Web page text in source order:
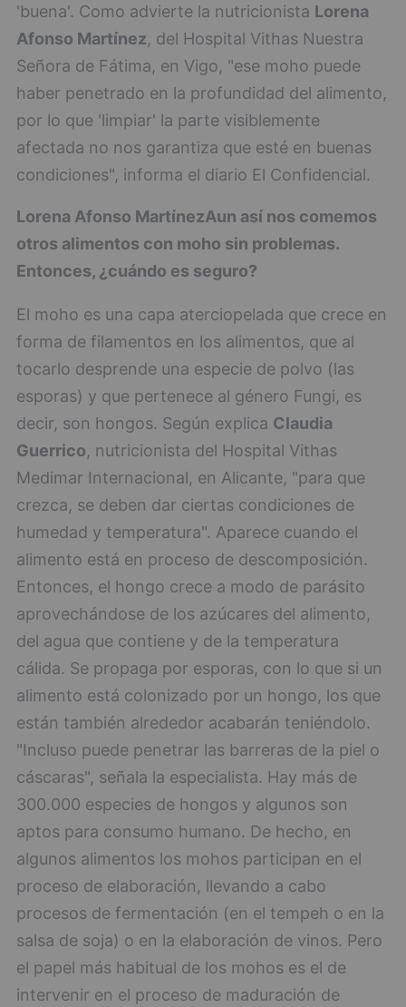
'buena'. Como advierte la nutricionista Lorena
Afonso Martínez, del Hospital Vithas Nuestra
Señora de Fátima, en Vigo, "ese moho puede
haber penetrado en la profundidad del alimento,
por lo que 'limpiar' la parte visiblemente
afectada no nos garantiza que esté en buenas
condiciones", informa el diario El Confidencial.
Lorena Afonso MartínezAun así nos comemos
otros alimentos con moho sin problemas.
Entonces, ¿cuándo es seguro?
El moho es una capa aterciopelada que crece en
forma de filamentos en los alimentos, que al
tocarlo desprende una especie de polvo (las
esporas) y que pertenece al género Fungi, es
decir, son hongos. Según explica Claudia
Guerrico, nutricionista del Hospital Vithas
Medimar Internacional, en Alicante, "para que
crezca, se deben dar ciertas condiciones de
humedad y temperatura". Aparece cuando el
alimento está en proceso de descomposición.
Entonces, el hongo crece a modo de parásito
aprovechándose de los azúcares del alimento,
del agua que contiene y de la temperatura
cálida. Se propaga por esporas, con lo que si un
alimento está colonizado por un hongo, los que
están también alrededor acabarán teniéndolo.
"Incluso puede penetrar las barreras de la piel o
cáscaras", señala la especialista. Hay más de
300.000 especies de hongos y algunos son
aptos para consumo humano. De hecho, en
algunos alimentos los mohos participan en el
proceso de elaboración, llevando a cabo
procesos de fermentación (en el tempeh o en la
salsa de soja) o en la elaboración de vinos. Pero
el papel más habitual de los mohos es el de
intervenir en el proceso de maduración de